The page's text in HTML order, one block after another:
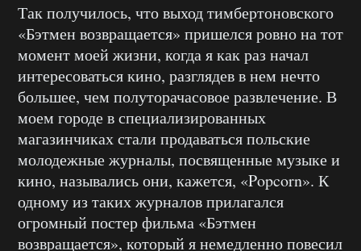
Так получилось, что выход тимбертоновского
«Бэтмен возвращается» пришелся ровно на тот
момент моей жизни, когда я как раз начал
интересоваться кино, разглядев в нем нечто
большее, чем полуторачасовое развлечение. В
моем городе в специализированных
магазинчиках стали продаваться польские
молодежные журналы, посвященные музыке и
кино, назывались они, кажется, «Popcorn». К
одному из таких журналов прилагался
огромный постер фильма «Бэтмен
возвращается», который я немедленно повесил